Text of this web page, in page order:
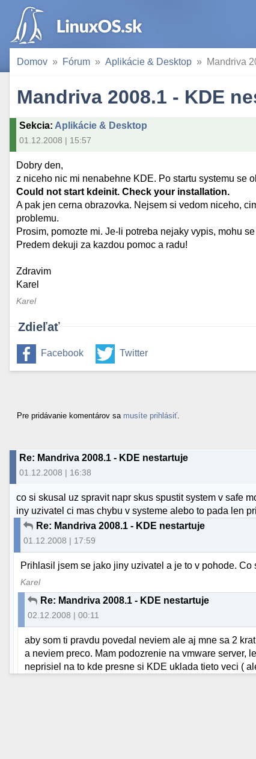
Domov Fórum Aplikácie & Desktop Mandriva
Mandriva 2008.1 - KDE
Sekcia: Aplikácie & Desktop
01.12.2008 | 15:57
Dobry den,
z niceho nic mi nenabehne KDE. Po startu systemu se
Could not start kdeinit. Check your installation.
A pak jen cerna obrazovka. Nejsem si vedom niceho,
problemu.
Prosim, pomozte mi. Je-li potreba nejaky vypis, mohu
Predem dekuji za kazdou pomoc a radu!
Zdravim
Karel
Karel
Zdieľať
Facebook Twitter
Pre pridávanie komentárov sa musíte prihlásiť
Re: Mandriva 2008.1 - KDE nestartuje
01.12.2008 | 16:38
co si skusal uz spravit napr skus spustit system v safe
iny uzivatel ci mas chybu v systeme alebo to pada len
Re: Mandriva 2008.1 - KDE nestartuje
01.12.2008 | 17:59
Prihlasil jsem se jako jiny uzivatel a je to v pohode.
Karel
Re: Mandriva 2008.1 - KDE nestartuje
02.12.2008 | 00:11
aby som ti pravdu povedal neviem ale aj mne sa 2
a neviem preco. Mam podozrenie na vmware server,
neprisiel na to kde presne si KDE uklada tieto veci (